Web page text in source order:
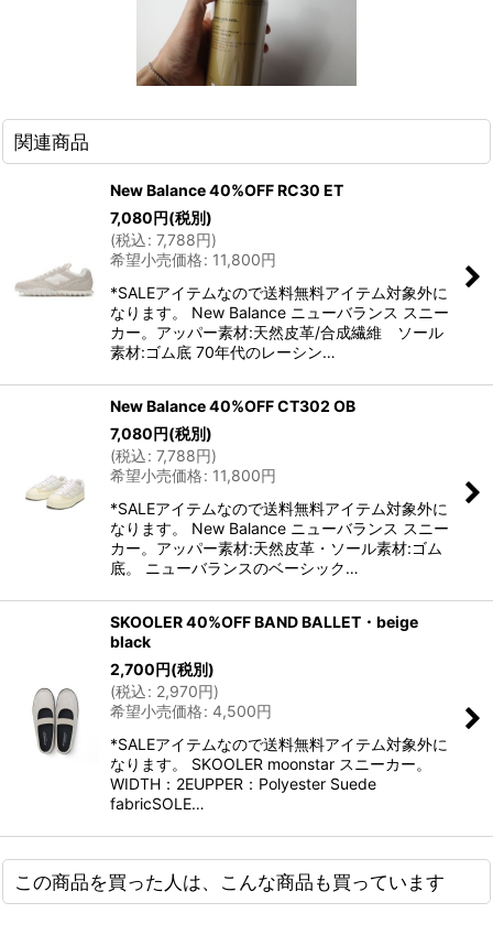
関連商品
New Balance 40%OFF RC30 ET
7,080円(税別)
(税込: 7,788円)
希望小売価格: 11,800円
*SALEアイテムなので送料無料アイテム対象外に
なります。 New Balance ニューバランス スニー
カー。アッパー素材:天然皮革/合成繊維 ソール
素材:ゴム底 70年代のレーシン…
New Balance 40%OFF CT302 OB
7,080円(税別)
(税込: 7,788円)
希望小売価格: 11,800円
*SALEアイテムなので送料無料アイテム対象外に
なります。 New Balance ニューバランス スニー
カー。アッパー素材:天然皮革・ソール素材:ゴム
底。 ニューバランスのベーシック…
SKOOLER 40%OFF BAND BALLET・beige
black
2,700円(税別)
(税込: 2,970円)
希望小売価格: 4,500円
*SALEアイテムなので送料無料アイテム対象外に
なります。 SKOOLER moonstar スニーカー。
WIDTH：2EUPPER：Polyester Suede
fabricSOLE…
この商品を買った人は、こんな商品も買っています